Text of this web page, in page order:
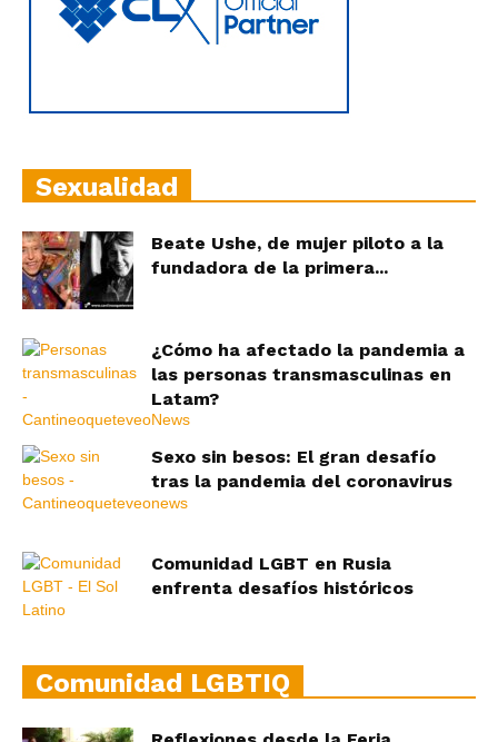
Sexualidad
Beate Ushe, de mujer piloto a la
fundadora de la primera...
¿Cómo ha afectado la pandemia a
las personas transmasculinas en
Latam?
Sexo sin besos: El gran desafío
tras la pandemia del coronavirus
Comunidad LGBT en Rusia
enfrenta desafíos históricos
Comunidad LGBTIQ